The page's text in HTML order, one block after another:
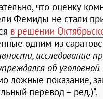
что оценку
Фемиды не стали
в решении
одним из
исследование
об
ложные показание,
перевод – ред.)".